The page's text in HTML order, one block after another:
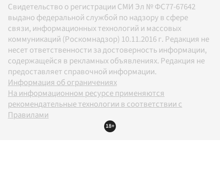
Свидетельство о регистрации СМИ Эл № ФС77-67642
выдано федеральной службой по надзору в сфере
связи, информационных технологий и массовых
коммуникаций (Роскомнадзор) 10.11.2016 г. Редакция не
несет ответственности за достоверность информации,
содержащейся в рекламных объявлениях. Редакция не
предоставляет справочной информации.
Информация об ограничениях
На информационном ресурсе применяются
рекомендательные технологии в соответствии с
Правилами
18+